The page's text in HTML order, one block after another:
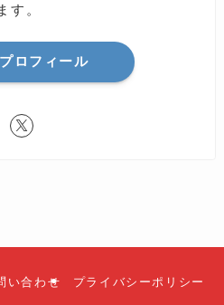
す。
ロフィール
い合わせ プライバシーポリシー